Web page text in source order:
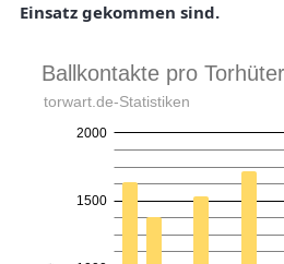
Einsatz gekommen sind.